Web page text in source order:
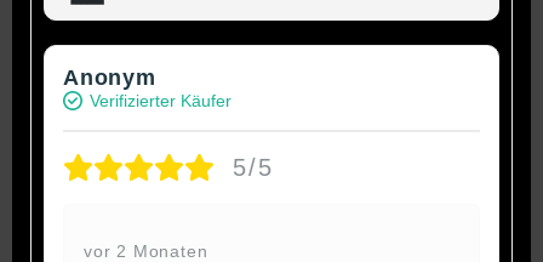
Anonym
Verifizierter Käufer
5/5
vor 2 Monaten